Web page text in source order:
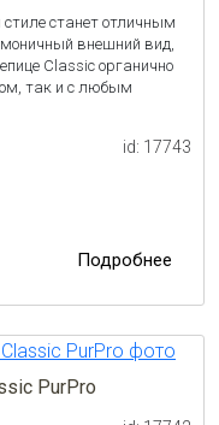
станет отличным
внешний вид,
Classic органично
так и с любым
id: 17743
Подробнее
PurPro